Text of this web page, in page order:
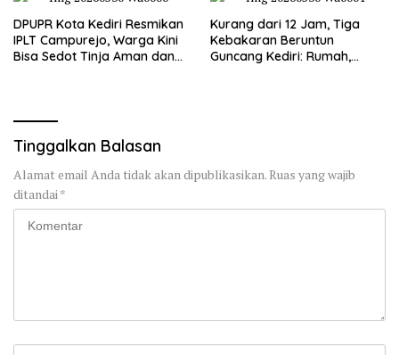
DPUPR Kota Kediri Resmikan
IPLT Campurejo, Warga Kini
Bisa Sedot Tinja Aman dan
Kurang dari 12 Jam, Tiga
Kebakaran Beruntun
Guncang Kediri: Rumah,
Tinggalkan Balasan
Alamat email Anda tidak akan dipublikasikan.Ruas yang wajib
ditandai *